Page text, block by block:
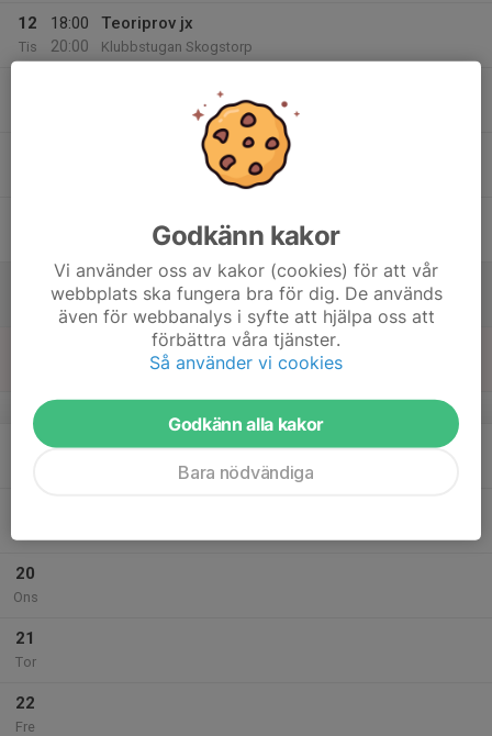
12
Tis
18:00
20:00
Teoriprov jx
Klubbstugan Skogstorp
Jx-Teori & Jx-skytte
Klubbstugan, Skogstorpskyttecentrum
20
Ons
21
Tor
22
Fre
Godkänn kakor
Vi använder oss av kakor (cookies) för att vår
webbplats ska fungera bra för dig. De används
även för webbanalys i syfte att hjälpa oss att
förbättra våra tjänster.
Så använder vi cookies
Godkänn alla kakor
Bara nödvändiga